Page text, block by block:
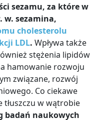
sezamu, za które w
w. sezamina,
cholesterolu
LDL. Wpływa także
stężenia lipidów
hamowanie rozwoju
związane, rozwój
Co ciekawe
tłuszczu w wątrobie
badań naukowych